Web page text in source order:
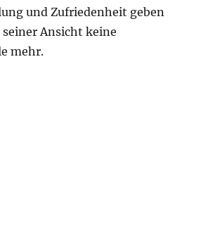
und Zufriedenheit geben
Ansicht keine
mehr.